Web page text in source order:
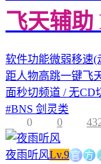
飞天辅助
软件功能微弱移速(
距人物高跳一键飞
面秒切频道 / 无CD
#BNS 剑灵类
0
0
夜雨听风Lv.9官方